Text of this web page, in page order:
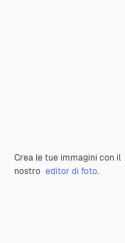
Crea le tue immagini con il
nostro editor di foto.